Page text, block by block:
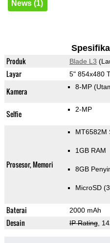
News (1)
Produk Blade L3
Layar 5" 854x480
Kamera 8-MP
Selfie 2-MP
Prosesor, Memori
MT6582M
1GB RAM
8GB
MicroSD
Baterai 2000 mAh
Desain IP Rating,